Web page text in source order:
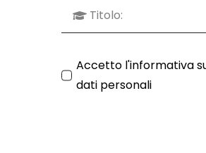
Accetto l'informativa
dati personali